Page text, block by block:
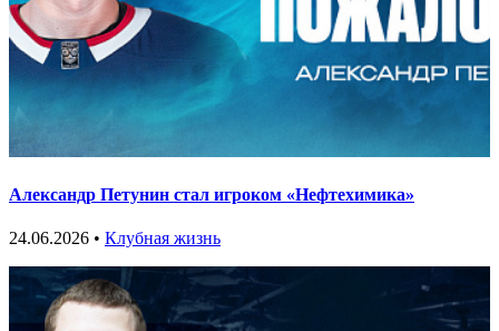
Александр Петунин стал игроком «Нефтехимика»
24.06.2026 • Клубная жизнь